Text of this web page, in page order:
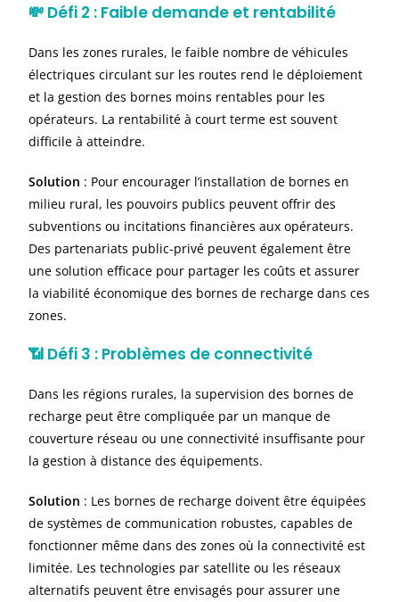
💸 Défi 2 : Faible demande et rentabilité
Dans les zones rurales, le faible nombre de véhicules
électriques circulant sur les routes rend le déploiement
et la gestion des bornes moins rentables pour les
opérateurs. La rentabilité à court terme est souvent
difficile à atteindre.
Solution : Pour encourager l’installation de bornes en
milieu rural, les pouvoirs publics peuvent offrir des
subventions ou incitations financières aux opérateurs.
Des partenariats public-privé peuvent également être
une solution efficace pour partager les coûts et assurer
la viabilité économique des bornes de recharge dans ces
zones.
📶 Défi 3 : Problèmes de connectivité
Dans les régions rurales, la supervision des bornes de
recharge peut être compliquée par un manque de
couverture réseau ou une connectivité insuffisante pour
la gestion à distance des équipements.
Solution : Les bornes de recharge doivent être équipées
de systèmes de communication robustes, capables de
fonctionner même dans des zones où la connectivité est
limitée. Les technologies par satellite ou les réseaux
alternatifs peuvent être envisagés pour assurer une